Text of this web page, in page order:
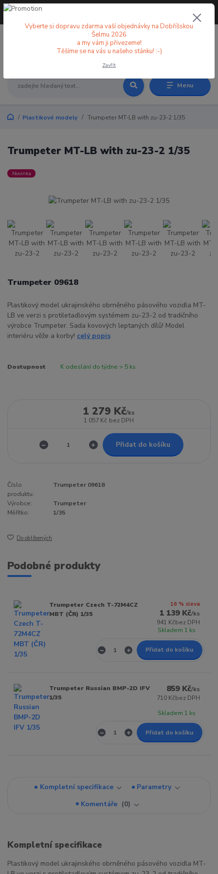
Menu
+420 773 998 582
Plastikové modely Trumpeter MT-LB with zu-23-2 1/35
Trumpeter MT-LB with zu-23-2 1/35
Novinka
Trumpeter 09618
Plastikový model ukrajinského obrněného pásového vozidla MT-
LB ve verzi s protiletadlovým systémem zu-23-2 od tradičního
výrobce Trumpeter. Sada kovových leptaných dílů! Model
interiéru věže a korby! celý popis
Dostupnost K odeslání do týdne > 5 ks
1 279 Kč/ks
1 057 Kč bez DPH
Přidat do košíku
Číslo
produktu:
Trumpeter 09618
Výrobce:
Trumpeter
Měřítko:
1/35
Do oblíbených
Podobné produkty
Trumpeter Czech T-72M4CZ
MBT (ČR) 1/35
16 % sleva
1 139 Kč/ks
941 Kčbez DPH
Skladem 1 ks
Přidat do košíku
Trumpeter Russian BMP-2D IFV
1/35
859 Kč/ks
710 Kčbez DPH
Skladem 1 ks
Přidat do košíku
Kompletní specifikace
Parametry
Komentáře
0
Kompletní specifikace
Plastikový model ukrajinského obrněného pásového vozidla MT-
Vyberte si dopravu zdarma vaší objednávky na Dobříšskou
Šelmu 2026
a my vám ji přivezeme!
Těšíme se na vás u našeho stánku! :-)
Zavřít